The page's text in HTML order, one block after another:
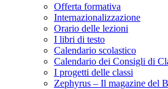
Offerta formativa
Internazionalizzazione
Orario delle lezioni
I libri di testo
Calendario scolastico
Calendario dei Consigli di
I progetti delle classi
Zephyrus – Il magazine del